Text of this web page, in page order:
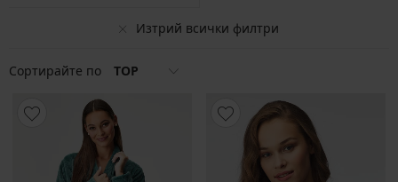
Изтрий всички филтри
Сортирайте по TOP